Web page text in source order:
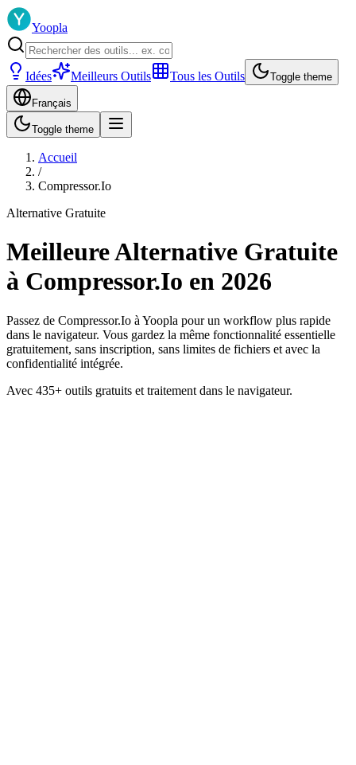
Yoopla
Idées Meilleurs Outils Tous les Outils Toggle theme
Français
Toggle theme
Accueil
/
Compressor.Io
Alternative Gratuite
Meilleure Alternative Gratuite
à Compressor.Io en 2026
Passez de Compressor.Io à Yoopla pour un workflow plus rapide
dans le navigateur. Vous gardez la même fonctionnalité essentielle
gratuitement, sans inscription, sans limites de fichiers et avec la
confidentialité intégrée.
Avec 435+ outils gratuits et traitement dans le navigateur.